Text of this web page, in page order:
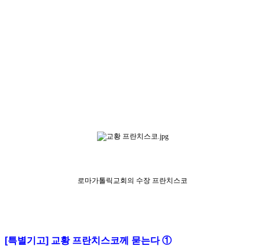
로마가톨릭교회의 수장 프란치스코
[특별기고] 교황 프란치스코께 묻는다 ①